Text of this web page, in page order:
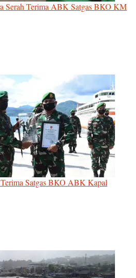
Serah Terima ABK Satgas BKO KM
Satgas BKO ABK Kapal